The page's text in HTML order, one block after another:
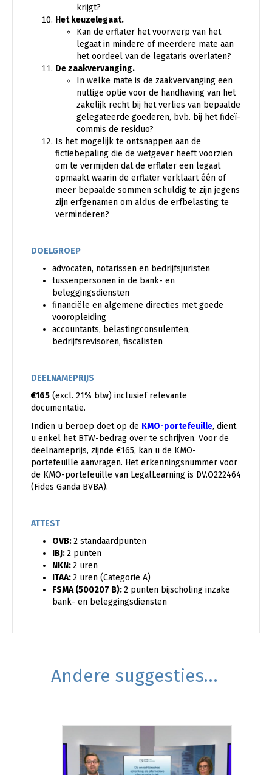
krijgt?
Het keuzelegaat.
Kan de erflater het voorwerp van het
legaat in mindere of meerdere mate aan
het oordeel van de legataris overlaten?
De zaakvervanging.
In welke mate is de zaakvervanging een
nuttige optie voor de handhaving van het
zakelijk recht bij het verlies van bepaalde
gelegateerde goederen, bvb. bij het fideï-
commis de residuo?
Is het mogelijk te ontsnappen aan de
fictiebepaling die de wetgever heeft voorzien
om te vermijden dat de erflater een legaat
opmaakt waarin de erflater verklaart één of
meer bepaalde sommen schuldig te zijn jegens
zijn erfgenamen om aldus de erfbelasting te
verminderen?
DOELGROEP
advocaten, notarissen en bedrijfsjuristen
tussenpersonen in de bank- en
beleggingsdiensten
financiële en algemene directies met goede
vooropleiding
accountants, belastingconsulenten,
bedrijfsrevisoren, fiscalisten
DEELNAMEPRIJS
€165 (excl. 21% btw) inclusief relevante
documentatie.
Indien u beroep doet op de KMO-portefeuille, dient
u enkel het BTW-bedrag over te schrijven. Voor de
deelnameprijs, zijnde €165, kan u de KMO-
portefeuille aanvragen. Het erkenningsnummer voor
de KMO-portefeuille van LegalLearning is DV.O222464
(Fides Ganda BVBA).
ATTEST
OVB:2 standaardpunten
IBJ:2 punten
NKN:2 uren
ITAA:2 uren (Categorie A)
FSMA (500207 B):2 punten bijscholing inzake
bank- en beleggingsdiensten
Andere suggesties…